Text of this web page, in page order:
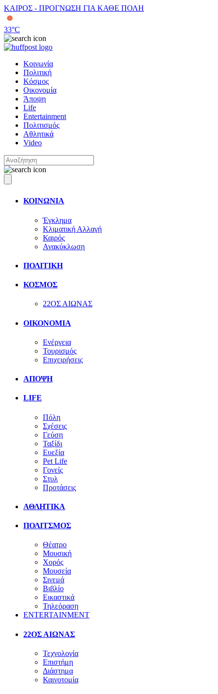
ΚΑΙΡΟΣ - ΠΡΟΓΝΩΣΗ ΓΙΑ ΚΑΘΕ ΠΟΛΗ
33°C
Κοινωνία
Πολιτική
Κόσμος
Οικονομία
Άποψη
Life
Entertainment
Πολιτισμός
Αθλητικά
Video
ΚΟΙΝΩΝΙΑ
Έγκλημα
Κλιματική Αλλαγή
Καιρός
Ανακύκλωση
ΠΟΛΙΤΙΚΗ
ΚΟΣΜΟΣ
22ΟΣ ΑΙΩΝΑΣ
ΟΙΚΟΝΟΜΙΑ
Ενέργεια
Τουρισμός
Επιχειρήσεις
ΑΠΟΨΗ
LIFE
Πόλη
Σχέσεις
Γεύση
Ταξίδι
Ευεξία
Pet Life
Γονείς
Στυλ
Προτάσεις
ΑΘΛΗΤΙΚΑ
ΠΟΛΙΤΣΜΟΣ
Θέατρο
Μουσική
Χορός
Μουσεία
Σινεμά
Βιβλίο
Εικαστικά
Τηλεόραση
ENTERTAINMENT
22ΟΣ ΑΙΩΝΑΣ
Τεχνολογία
Επιστήμη
Διάστημα
Καινοτομία